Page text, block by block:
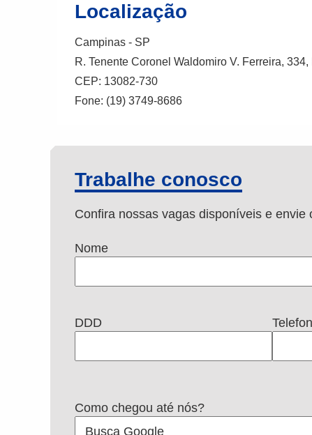
Localização
Campinas - SP
R. Tenente Coronel Waldomiro V. Ferreira,
CEP: 13082-730
Fone: (19) 3749-8686
Trabalhe conosco
Confira nossas vagas disponíveis e
Nome
DDD
Como chegou até nós?